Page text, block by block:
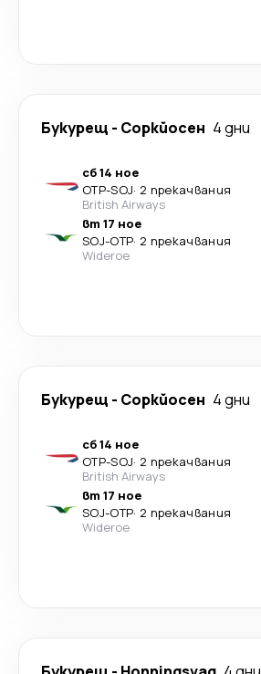
Букурещ - Соркйосен 4 дни
сб 14 ное
OTP-SOJ· 2 прекачвания
British Airways
вт 17 ное
SOJ-OTP· 2 прекачвания
Wideroe
Букурещ - Соркйосен 4 дни
сб 14 ное
OTP-SOJ· 2 прекачвания
British Airways
вт 17 ное
SOJ-OTP· 2 прекачвания
Wideroe